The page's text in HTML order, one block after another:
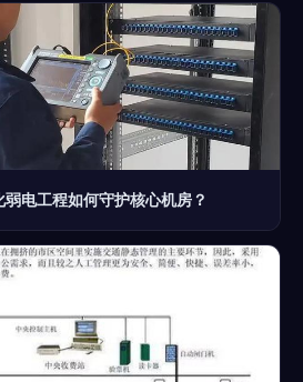
电工程如何守护核心机房？